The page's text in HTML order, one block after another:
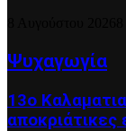
Ψυχαγωγία
13ο